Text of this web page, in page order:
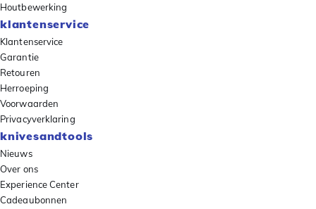
Houtbewerking
klantenservice
Klantenservice
Garantie
Retouren
Herroeping
Voorwaarden
Privacyverklaring
knivesandtools
Nieuws
Over ons
Experience Center
Cadeaubonnen